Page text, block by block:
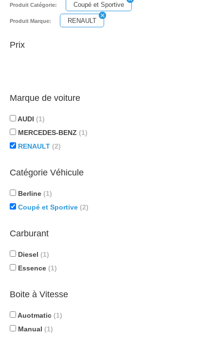
Produit Catégorie: Coupé et Sportive
Produit Marque: RENAULT
Prix
Marque de voiture
AUDI (1)
MERCEDES-BENZ (1)
RENAULT (2)
Catégorie Véhicule
Berline (1)
Coupé et Sportive (2)
Carburant
Diesel (1)
Essence (1)
Boite à Vitesse
Auotmatic (1)
Manual (1)